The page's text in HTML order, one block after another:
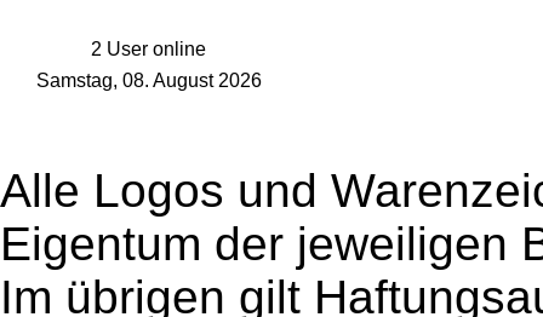
based on
PHP-Nuke Nukebook
Copyright (c) 2002 by
(webmaster@tp-
module.de
2 User online
Samstag, 08. August 2026
Alle Logos und
Eigentum der jeweiligen
Im übrigen gilt